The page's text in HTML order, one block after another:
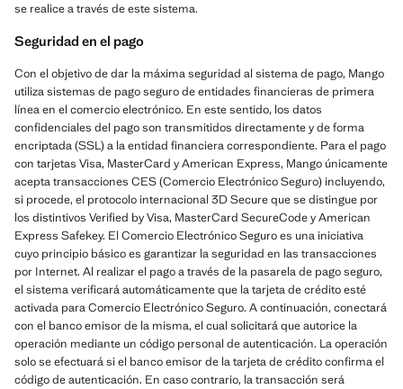
se realice a través de este sistema.
Seguridad en el pago
Con el objetivo de dar la máxima seguridad al sistema de pago, Mango
utiliza sistemas de pago seguro de entidades financieras de primera
línea en el comercio electrónico. En este sentido, los datos
confidenciales del pago son transmitidos directamente y de forma
encriptada (SSL) a la entidad financiera correspondiente. Para el pago
con tarjetas Visa, MasterCard y American Express, Mango únicamente
acepta transacciones CES (Comercio Electrónico Seguro) incluyendo,
si procede, el protocolo internacional 3D Secure que se distingue por
los distintivos Verified by Visa, MasterCard SecureCode y American
Express Safekey. El Comercio Electrónico Seguro es una iniciativa
cuyo principio básico es garantizar la seguridad en las transacciones
por Internet. Al realizar el pago a través de la pasarela de pago seguro,
el sistema verificará automáticamente que la tarjeta de crédito esté
activada para Comercio Electrónico Seguro. A continuación, conectará
con el banco emisor de la misma, el cual solicitará que autorice la
operación mediante un código personal de autenticación. La operación
solo se efectuará si el banco emisor de la tarjeta de crédito confirma el
código de autenticación. En caso contrario, la transacción será